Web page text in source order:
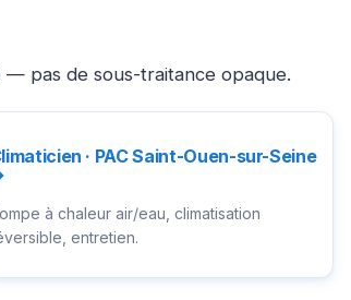
— pas de sous-traitance opaque.
· PAC Saint-Ouen-sur-Seine
à chaleur air/eau, climatisation
entretien.